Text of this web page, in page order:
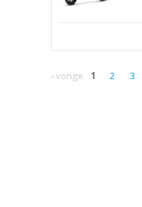
‹ vorige 1 2 3